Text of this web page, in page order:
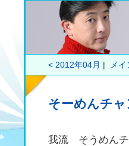
< 2012年04月 メイ
そーめんチ
我流 そうめん